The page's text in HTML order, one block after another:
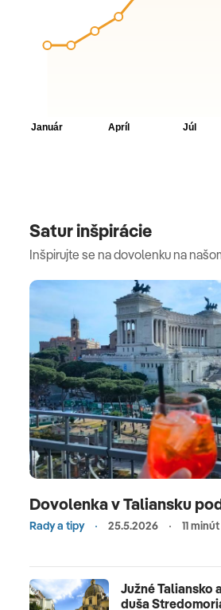
Satur inšpirácie
Inšpirujte se na dovolenku na
Dovolenka v Taliansku
Rady a tipy 25.5.2026 11
Južné Taliansko
duša